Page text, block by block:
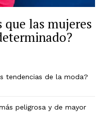
que las mujeres
tendencias de la moda?
peligrosa y de mayor